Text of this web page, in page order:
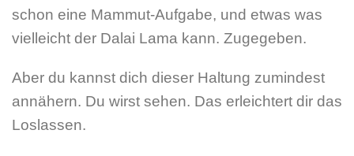
schon eine Mammut-Aufgabe, und etwas was
vielleicht der Dalai Lama kann. Zugegeben.
Aber du kannst dich dieser Haltung zumindest
annähern. Du wirst sehen. Das erleichtert dir das
Loslassen.